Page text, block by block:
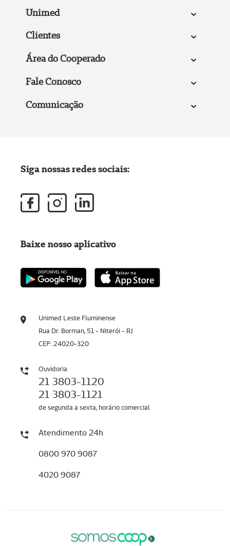
Unimed
Clientes
Área do Cooperado
Fale Conosco
Comunicação
Unimed Leste Fluminense
Rua Dr. Borman, 51 - Niterói - RJ
CEP: 24020-320
Ouvidoria
21 3803-1120
21 3803-1121
de segunda a sexta, horário comercial
Atendimento 24h
0800 970 9087
4020 9087
Siga nossas redes sociais:
Baixe nosso aplicativo